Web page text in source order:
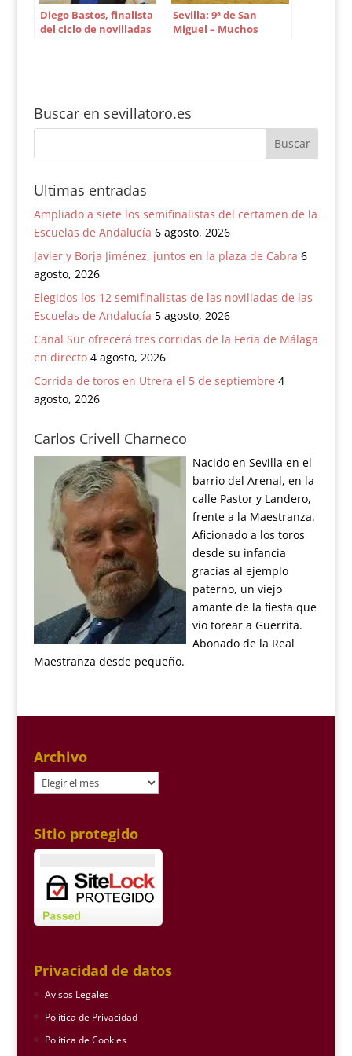
Diego Bastos, finalista
del ciclo de novilladas
Sevilla: 9ª de San
Miguel – Muchos
Buscar en sevillatoro.es
Ultimas entradas
Ampliado a siete los semifinalistas del certamen de la
Escuelas de Andalucía 6 agosto, 2026
Javier y Borja Jiménez, juntos en la plaza de Cabra 6
agosto, 2026
Elegidos los 12 semifinalistas de las novilladas de las
Escuelas de Andalucía 5 agosto, 2026
Canal Sur ofrecerá tres corridas de la Feria de Málaga
en directo 4 agosto, 2026
Corrida de toros en Utrera el 5 de septiembre 4
agosto, 2026
Carlos Crivell Charneco
Nacido en Sevilla en el
barrio del Arenal, en la
calle Pastor y Landero,
frente a la Maestranza.
Aficionado a los toros
desde su infancia
gracias al ejemplo
paterno, un viejo
amante de la fiesta que
vio torear a Guerrita.
Abonado de la Real
Maestranza desde pequeño.
Archivo
Archivo
Sitio protegido
Privacidad de datos
Avisos Legales
Política de Privacidad
Política de Cookies